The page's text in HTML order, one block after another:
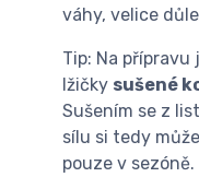
váhy, velice
Tip: Na
lžičky sušené
Sušením se z
sílu si tedy
pouze v